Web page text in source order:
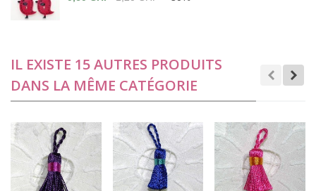
IL EXISTE 15 AUTRES PRODUITS
DANS LA MÊME CATÉGORIE